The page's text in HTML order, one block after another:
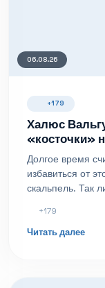
06.08.26
+179
Халюс
«косточки»
Долгое время
избавиться от
скальпель. Так
можно ли
+179
Читать далее